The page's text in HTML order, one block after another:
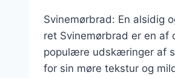
Svinemørbrad: En alsidig
ret Svinemørbrad er en af
populære udskæringer af
for sin møre tekstur og